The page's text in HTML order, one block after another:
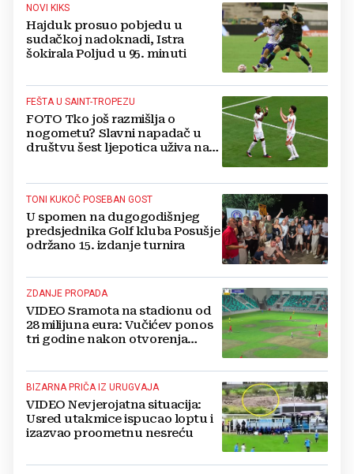
NOVI KIKS
Hajduk prosuo pobjedu u
sudačkoj nadoknadi, Istra
šokirala Poljud u 95. minuti
FEŠTA U SAINT-TROPEZU
FOTO Tko još razmišlja o
nogometu? Slavni napadač u
društvu šest ljepotica uživa na
TONI KUKOČ POSEBAN GOST
U spomen na dugogodišnjeg
predsjednika Golf kluba Posušje
održano 15. izdanje turnira
ZDANJE PROPADA
VIDEO Sramota na stadionu od
28 milijuna eura: Vučićev ponos
tri godine nakon otvorenja
BIZARNA PRIČA IZ URUGVAJA
VIDEO Nevjerojatna situacija:
Usred utakmice ispucao loptu i
izazvao proometnu nesreću